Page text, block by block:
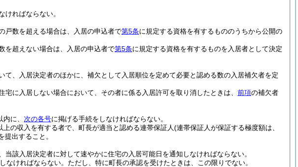
ればならない。
戸数を超える場合は、入居の申込者で第5条に規定する資格を有するもののうちから公開の
を超えない場合は、入居の申込者で第5条に規定する資格を有するものを入居者として決定
て、入居決定者のほかに、補欠として入居順位を定めて必要と認める数の入居補欠者を定
宅に入居しない場合において、その者に係る入居許可を取り消したときは、 前項の補欠者
に、 次の各号に掲げる手続をしなければならない。
の収入を有する者で、町長が適当と認める連帯保証人(連帯保証人が保証する極度額は、
提出すること。
当該入居決定者に対して速やかに住宅の入居可能日を通知しなければならない。
なければならない。 ただし、特に町長の承認を受けたときは、この限りでない。